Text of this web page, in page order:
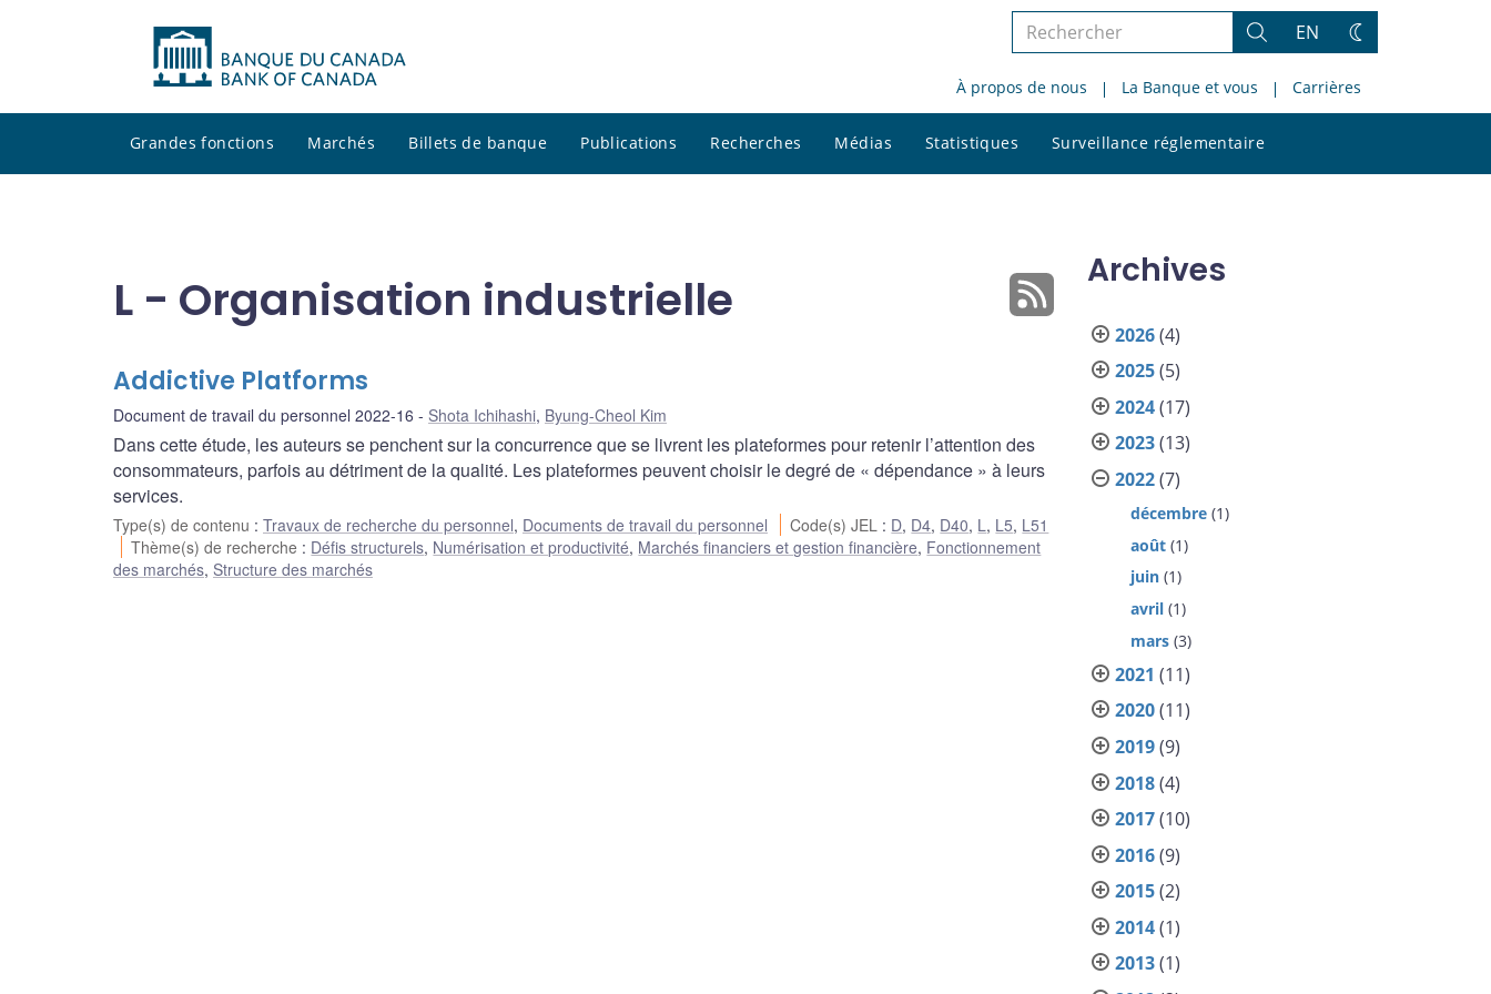
Rechercher
le
site
Rechercher
EN
Changez
thème
À propos de nous La Banque et vous Carrières
Grandes fonctions Marchés Billets de banque Publications Recherches Médias Statistiques Surveillance réglementaire
le
L - Organisation industrielle
Addictive Platforms
Document de travail du personnel 2022-16 Shota Ichihashi, Byung-Cheol Kim
Dans cette étude, les auteurs se penchent sur la concurrence que se livrent les plateformes pour retenir l’attention des
consommateurs, parfois au détriment de la qualité. Les plateformes peuvent choisir le degré de « dépendance » à leurs
services.
Type(s) de contenu : Travaux de recherche du personnel, Documents de travail du personnel Code(s) JEL : D, D4, D40, L, L5, L51
Thème(s) de recherche : Défis structurels, Numérisation et productivité, Marchés financiers et gestion financière, Fonctionnement
des marchés, Structure des marchés
Archives
2026(4)
2025(5)
2024(17)
2023(13)
2022(7)
décembre (1)
août (1)
juin (1)
avril (1)
mars (3)
2021 (11)
2020(11)
2019(9)
2018(4)
2017(10)
2016(9)
2015(2)
2014(1)
2013(1)